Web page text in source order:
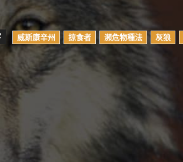
威斯康辛州 掠食者 瀕危物種法 灰狼